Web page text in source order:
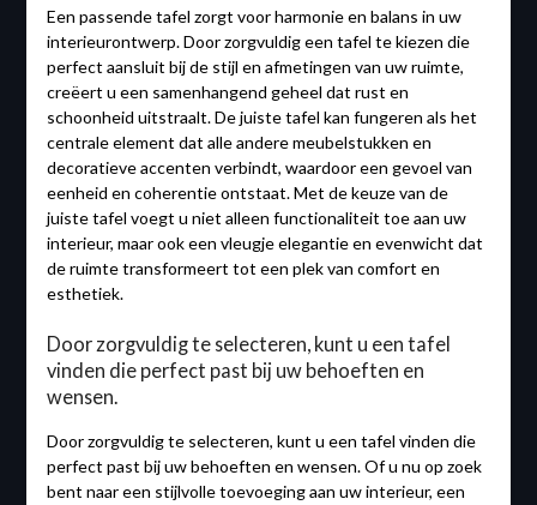
Een passende tafel zorgt voor harmonie en balans in uw
interieurontwerp. Door zorgvuldig een tafel te kiezen die
perfect aansluit bij de stijl en afmetingen van uw ruimte,
creëert u een samenhangend geheel dat rust en
schoonheid uitstraalt. De juiste tafel kan fungeren als het
centrale element dat alle andere meubelstukken en
decoratieve accenten verbindt, waardoor een gevoel van
eenheid en coherentie ontstaat. Met de keuze van de
juiste tafel voegt u niet alleen functionaliteit toe aan uw
interieur, maar ook een vleugje elegantie en evenwicht dat
de ruimte transformeert tot een plek van comfort en
esthetiek.
Door zorgvuldig te selecteren, kunt u een tafel
vinden die perfect past bij uw behoeften en
wensen.
Door zorgvuldig te selecteren, kunt u een tafel vinden die
perfect past bij uw behoeften en wensen. Of u nu op zoek
bent naar een stijlvolle toevoeging aan uw interieur, een